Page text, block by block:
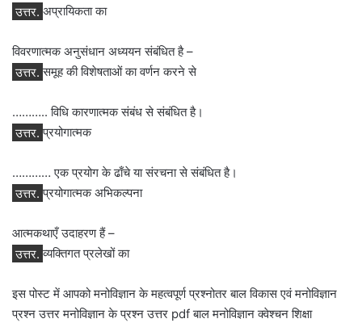
उत्तर. अप्रायिकता का
विवरणात्मक अनुसंधान अध्ययन संबंधित है –
उत्तर. समूह की विशेषताओं का वर्णन करने से
……….. विधि कारणात्मक संबंध से संबंधित है।
उत्तर. प्रयोगात्मक
………… एक प्रयोग के ढाँचे या संरचना से संबंधित है।
उत्तर. प्रयोगात्मक अभिकल्पना
आत्मकथाएँ उदाहरण हैं –
उत्तर. व्यक्तिगत प्रलेखों का
इस पोस्ट में आपको मनोविज्ञान के महत्वपूर्ण प्रश्नोतर बाल विकास एवं मनोविज्ञान
प्रश्न उत्तर मनोविज्ञान के प्रश्न उत्तर pdf बाल मनोविज्ञान क्वेश्चन शिक्षा